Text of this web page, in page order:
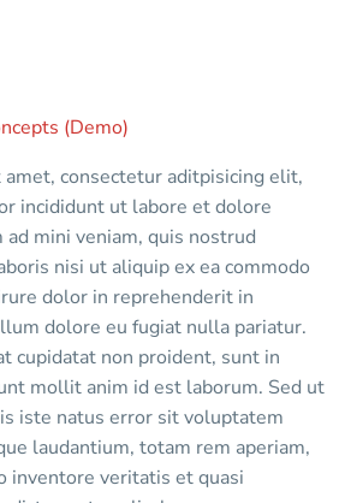
(Demo)
consectetur aditpisicing elit,
incididunt ut labore et dolore
ad mini veniam, quis nostrud
nisi ut aliquip ex ea commodo
dolor in reprehenderit in
dolore eu fugiat nulla pariatur.
cupidatat non proident, sunt in
mollit anim id est laborum. Sed ut
iste natus error sit voluptatem
laudantium, totam rem aperiam,
inventore veritatis et quasi